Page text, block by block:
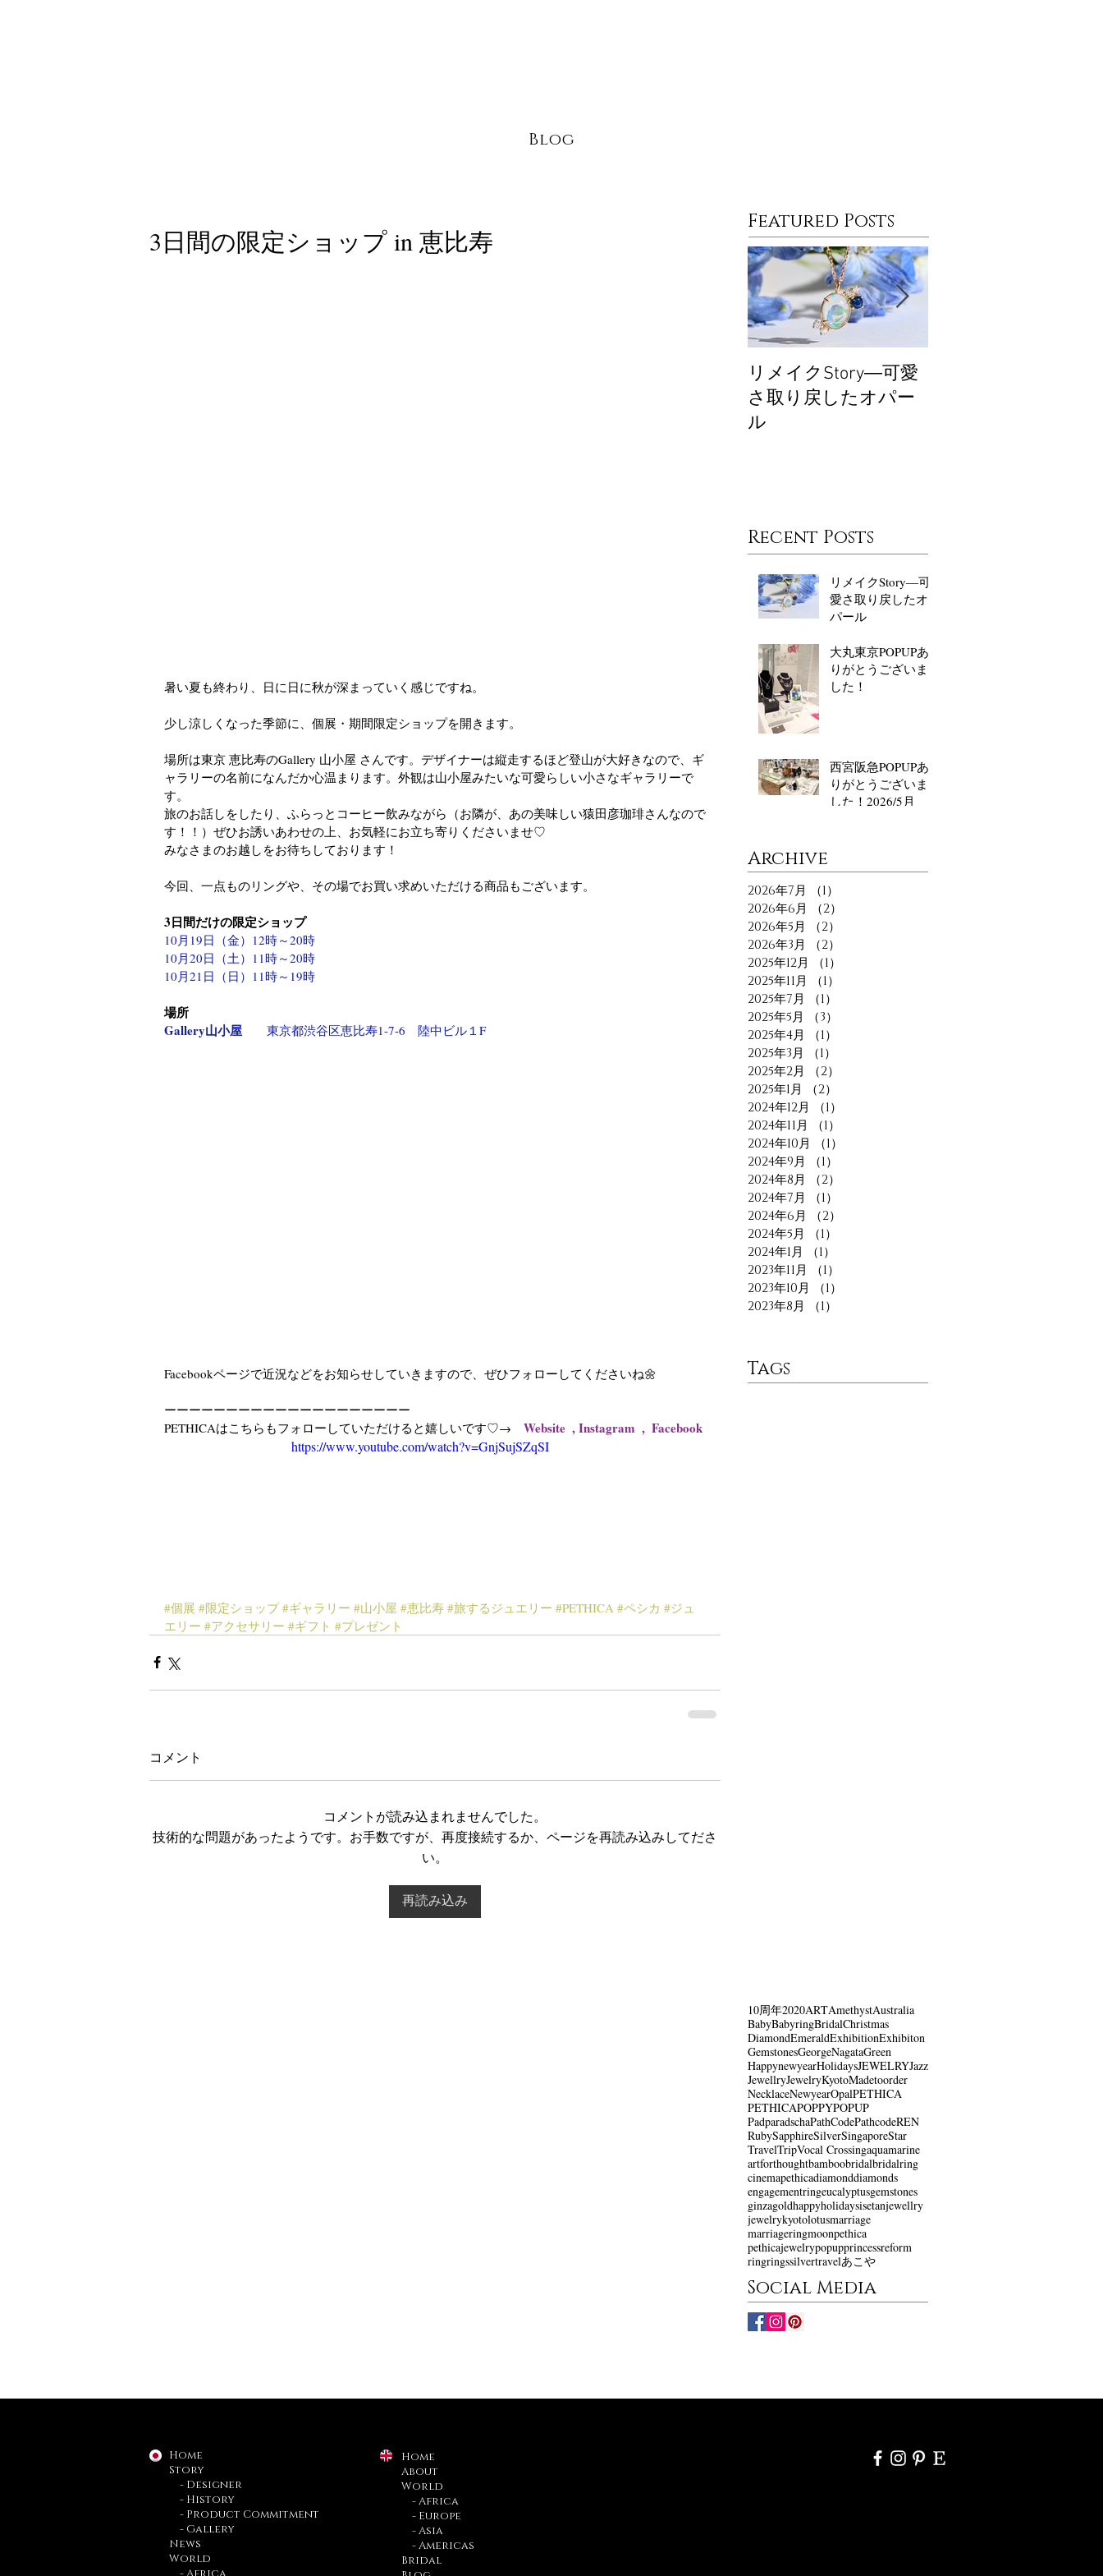
Blog
3日間の限定ショップ in 恵比寿
暑い夏も終わり、日に日に秋が深まっていく感じですね。
少し涼しくなった季節に、個展・期間限定ショップを開きます。
場所は東京 恵比寿のGallery 山小屋 さんです。デザイナーは縦走するほど登山が大好きなので、ギ
ャラリーの名前になんだか心温まります。外観は山小屋みたいな可愛らしい小さなギャラリーで
す。
旅のお話しをしたり、ふらっとコーヒー飲みながら（お隣が、あの美味しい猿田彦珈琲さんなので
す！！）ぜひお誘いあわせの上、お気軽にお立ち寄りくださいませ♡
みなさまのお越しをお待ちしております！
今回、一点ものリングや、その場でお買い求めいただける商品もございます。
3日間だけの限定ショップ
10月19日（金）12時～20時
10月20日（土）11時～20時
10月21日（日）11時～19時
場所
Gallery山小屋
東京都渋谷区恵比寿1-7-6　陸中ビル１F
Facebookページで近況などをお知らせしていきますので、ぜひフォローしてくださいね🌼
ーーーーーーーーーーーーーーーーーーーー
PETHICAはこちらもフォローしていただけると嬉しいです♡→ Website
  ,
Instagram
  ,
Facebook
https://www.youtube.com/watch?v=GnjSujSZqSI
#個展 #限定ショップ #ギャラリー #山小屋 #恵比寿 #旅するジュエリー #PETHICA #ペシカ #ジュ
エリー #アクセサリー #ギフト #プレゼント
コメント
コメントが読み込まれませんでした。
技術的な問題があったようです。お手数ですが、再度接続するか、ページを再読み込みしてださ
い。
再読み込み
Featured Posts
リメイクStory―可愛
さ取り戻したオパー
ル
Recent Posts
リメイクStory―可
愛さ取り戻したオ
パール
大丸東京POPUPあ
りがとうございま
した！
西宮阪急POPUPあ
りがとうございま
した！2026/5月
​Archive
2026年7月 （1）
2026年6月
（2）
2026年5月
（2）
2026年3月
（2）
2025年12月
（1）
2025年11月
（1）
2025年7月
（1）
2025年5月
（3）
2025年4月
（1）
2025年3月
（1）
2025年2月
（2）
2025年1月
（2）
2024年12月
（1）
2024年11月
（1）
2024年10月
（1）
2024年9月
（1）
2024年8月
（2）
2024年7月
（1）
2024年6月
（2）
2024年5月
（1）
2024年1月
（1）
2023年11月
（1）
2023年10月
（1）
2023年8月
（1）
Tags
10周年2020ARTAmethystAustralia
BabyBabyringBridalChristmas
DiamondEmeraldExhibitionExhibiton
GemstonesGeorgeNagataGreen
HappynewyearHolidaysJEWELRYJazz
JewellryJewelryKyotoMadetoorder
NecklaceNewyearOpalPETHICA
PETHICAPOPPYPOPUP
PadparadschaPathCodePathcodeREN
RubySapphireSilverSingaporeStar
TravelTripVocal Crossingaquamarine
artforthoughtbamboobridalbridalring
cinemapethicadiamonddiamonds
engagementringeucalyptusgemstones
ginzagoldhappyholidaysisetanjewellry
jewelrykyotolotusmarriage
marriageringmoonpethica
pethicajewelrypopupprincessreform
ringringssilvertravelあこや
Social Media
Home
Story
- Designer
- History
- Product Commitment
- Gallery
News
World
Home
About
World
- Africa
- Europe
- Asia
- Americas
Bridal